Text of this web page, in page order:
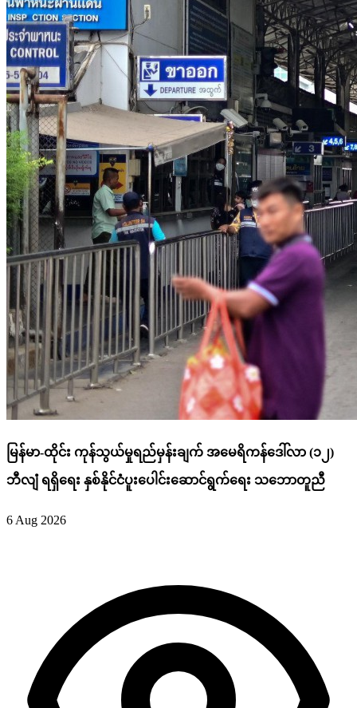
မြန်မာ-ထိုင်း ကုန်သွယ်မှုရည်မှန်းချက် အမေရိကန်ဒေါ်လာ (၁၂)
ဘီလျံ ရရှိရေး နှစ်နိုင်ငံပူးပေါင်းဆောင်ရွက်ရေး သဘောတူညီ
6 Aug 2026